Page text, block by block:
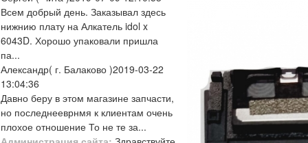
Всем добрый день. Заказывал здесь
нижнию плату на Алкатель idol x
6043D. Хорошо упаковали пришла
па...
Александр( г. Балаково )2019-03-22
13:04:36
Давно беру в этом магазине запчасти,
но последнееврнмя к клиентам очень
плохое отношение То не те за...